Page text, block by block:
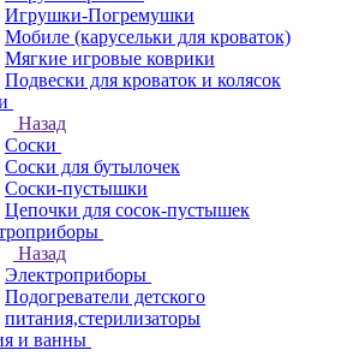
Игрушки-Погремушки
Мобиле (карусельки для кроваток)
Мягкие игровые коврики
Подвески для кроваток и колясок
Назад
Соски
Соски для бутылочек
Соски-пустышки
Цепочки для сосок-пустышек
Назад
Электроприборы
Подогреватели детского
питания,стерилизаторы
и ванны